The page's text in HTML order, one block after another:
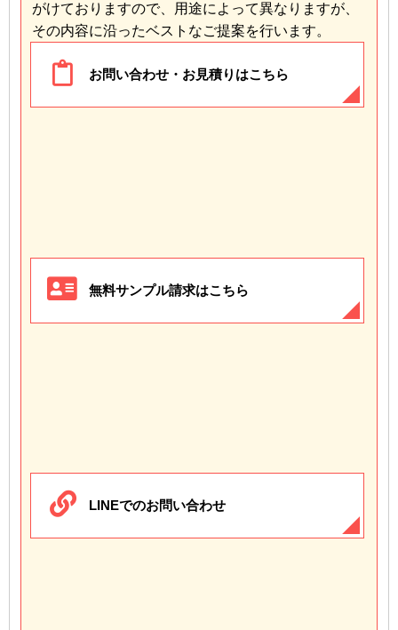
がけておりますので、用途によって異なりますが、
その内容に沿ったベストなご提案を行います。
お問い合わせ・お見積りはこちら
無料サンプル請求はこちら
LINEでのお問い合わせ